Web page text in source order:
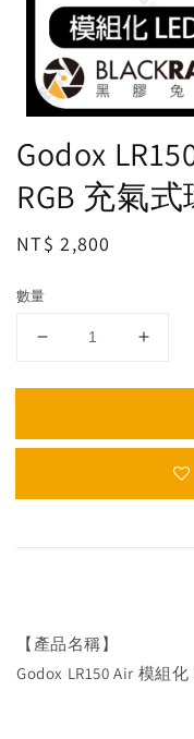
Godox
RGB 充氣
Regular
NT$ 2,800
數量
【產品名稱】
Godox LR150 Air 模組